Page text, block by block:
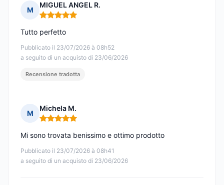
M
MIGUEL ANGEL R.
Nota: 5 su 5
Pubblicato il 23/07/2026 à 08h52
a seguito di un acquisto di 23/06/2026
Tutto perfetto
Recensione tradotta
M
Michela M.
Nota: 5 su 5
Pubblicato il 23/07/2026 à 08h41
a seguito di un acquisto di 23/06/2026
Mi sono trovata benissimo e ottimo prodotto